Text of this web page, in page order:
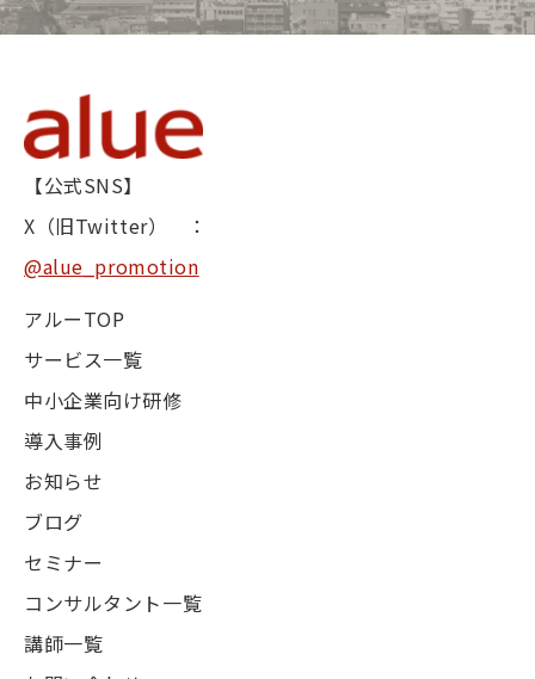
【公式SNS】
X（旧Twitter） ：
@alue_promotion
アルーTOP
サービス一覧
中小企業向け研修
導入事例
お知らせ
ブログ
セミナー
コンサルタント一覧
講師一覧